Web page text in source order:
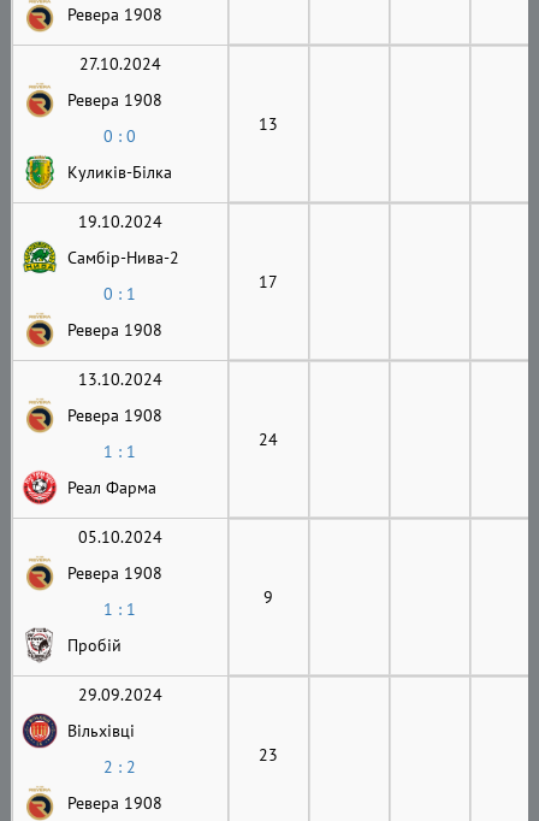
Ревера 1908
27.10.2024
Ревера 1908
0 : 0
Куликів-Білка
13
19.10.2024
Самбір-Нива-2
0 : 1
Ревера 1908
17
13.10.2024
Ревера 1908
1 : 1
Реал Фарма
24
05.10.2024
Ревера 1908
1 : 1
Пробій
9
29.09.2024
Вільхівці
2 : 2
Ревера 1908
23